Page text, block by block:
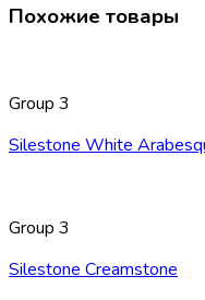
Похожие товары
Group 3
Silestone White
Group 3
Silestone Creamstone